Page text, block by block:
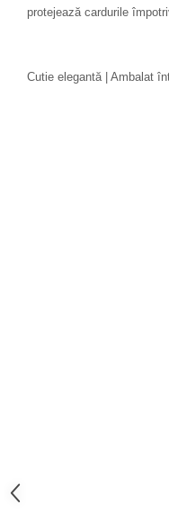
protejează cardurile
Cutie elegantă | Ambalat